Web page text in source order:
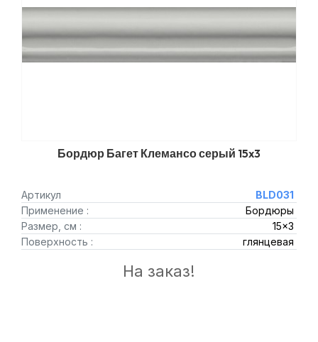
Бордюр Багет Клемансо серый 15x3
Артикул
BLD031
Применение :
Бордюры
Размер, см :
15x3
Поверхность :
глянцевая
На заказ!